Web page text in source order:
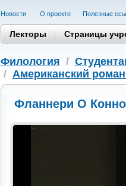
Новости О проекте Полезные
Лекторы Страницы
Филология /
/ Американский роман
Фланнери О